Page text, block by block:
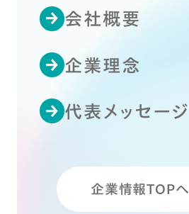
会社概要
企業理念
代表メッセージ
企業情報TOPへ